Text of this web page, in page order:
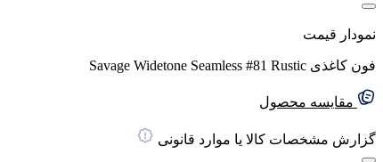
نمودار قیمت
فون کاغذی Savage Widetone Seamless #81 Rustic
مقایسه محصول
گزارش مشخصات کالا یا موارد قانونی